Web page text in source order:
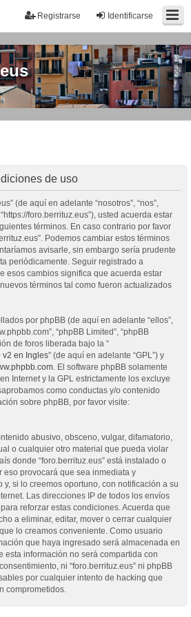
Identificarse
Registrarse
de uso
(de aquí en adelante “nosotros”, “nos”,
foro.berrituz.eus”), usted acuerda estar
términos. En caso contrario por favor
Podemos cambiar estos términos
avisarle, sin embargo sería prudente
periódicamente. Seguir registrado a
esos cambios significa que acuerda estar
términos tal como fueron actualizados
por phpBB (de aquí en adelante “ellos”,
“phpBB Limited”, “phpBB
de foros liberada bajo la “
v2 en Ingles” (de aquí en adelante “GPL”) y
. El software phpBB solamente
Internet y la GPL estrictamente los excluye
como conductas y/o contenido
sobre phpBB, por favor visite:
abusivo, obsceno, vulgar, difamatorio,
o cualquier otro material que pueda violar
donde “foro.berrituz.eus” está instalado o
eso provocará que sea inmediata y
si lo creemos oportuno, con notificación a su
Las direcciones IP de todos los envíos
reforzar estas condiciones. Acuerda que
a eliminar, editar, mover o cerrar cualquier
lo creamos conveniente. Como usuario
que haya ingresado será almacenada en
esta información no será compartida con
ni “foro.berrituz.eus” ni phpBB
por cualquier intento de hacking que
comprometidos.